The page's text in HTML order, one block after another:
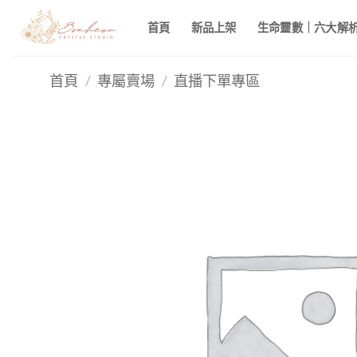
首頁 新品上架 生命靈數｜六大解
首頁 / 專屬賣場 / 直播下單專區